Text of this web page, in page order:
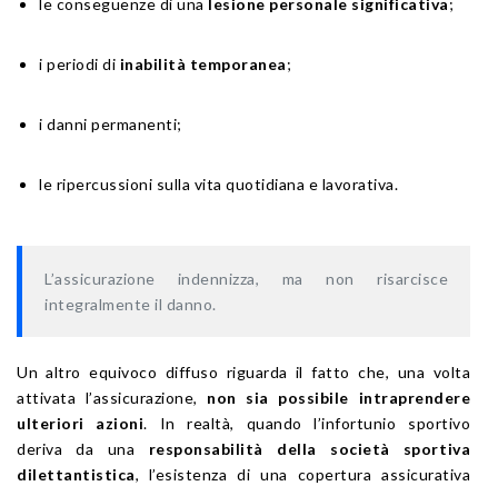
le conseguenze di una lesione personale significativa;
i periodi di inabilità temporanea;
i danni permanenti;
le ripercussioni sulla vita quotidiana e lavorativa.
L’assicurazione indennizza, ma non risarcisce
integralmente il danno.
Un altro equivoco diffuso riguarda il fatto che, una volta
attivata l’assicurazione, non sia possibile intraprendere
ulteriori azioni. In realtà, quando l’infortunio sportivo
deriva da una responsabilità della società sportiva
dilettantistica, l’esistenza di una copertura assicurativa